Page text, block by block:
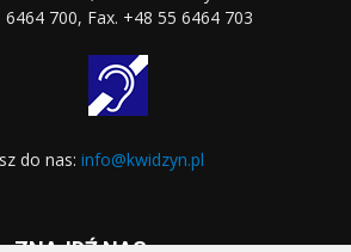
6464 700, Fax. +48 55 6464 703
do nas: info@kwidzyn.pl